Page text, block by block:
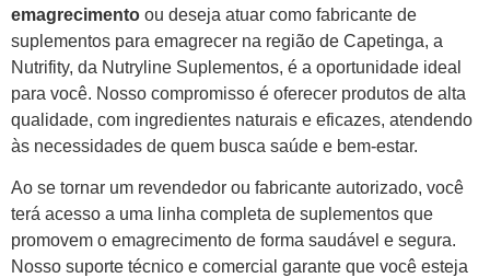
emagrecimento ou deseja atuar como fabricante de
suplementos para emagrecer na região de Capetinga, a
Nutrifity, da Nutryline Suplementos, é a oportunidade ideal
para você. Nosso compromisso é oferecer produtos de alta
qualidade, com ingredientes naturais e eficazes, atendendo
às necessidades de quem busca saúde e bem-estar.
Ao se tornar um revendedor ou fabricante autorizado, você
terá acesso a uma linha completa de suplementos que
promovem o emagrecimento de forma saudável e segura.
Nosso suporte técnico e comercial garante que você esteja